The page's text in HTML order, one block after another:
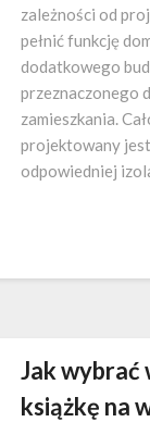
zależności od
pełnić funkcję
dodatkowego
przeznaczonego
zamieszkania.
projektowany
odpowiedniej
Jak wybrać
książkę na